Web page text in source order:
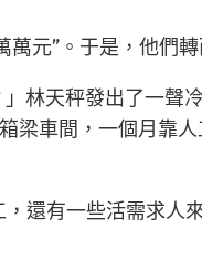
元”。于是，他們
林天秤發出了一聲
梁車間，一個月靠
還有一些活需求